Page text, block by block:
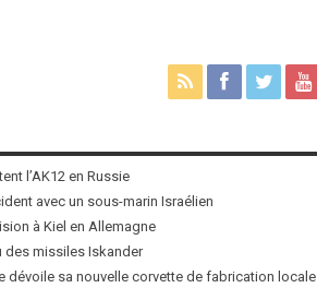
l’AK12 en Russie
avec un sous-marin Israélien
à Kiel en Allemagne
des missiles Iskander
dévoile sa nouvelle corvette de fabrication locale